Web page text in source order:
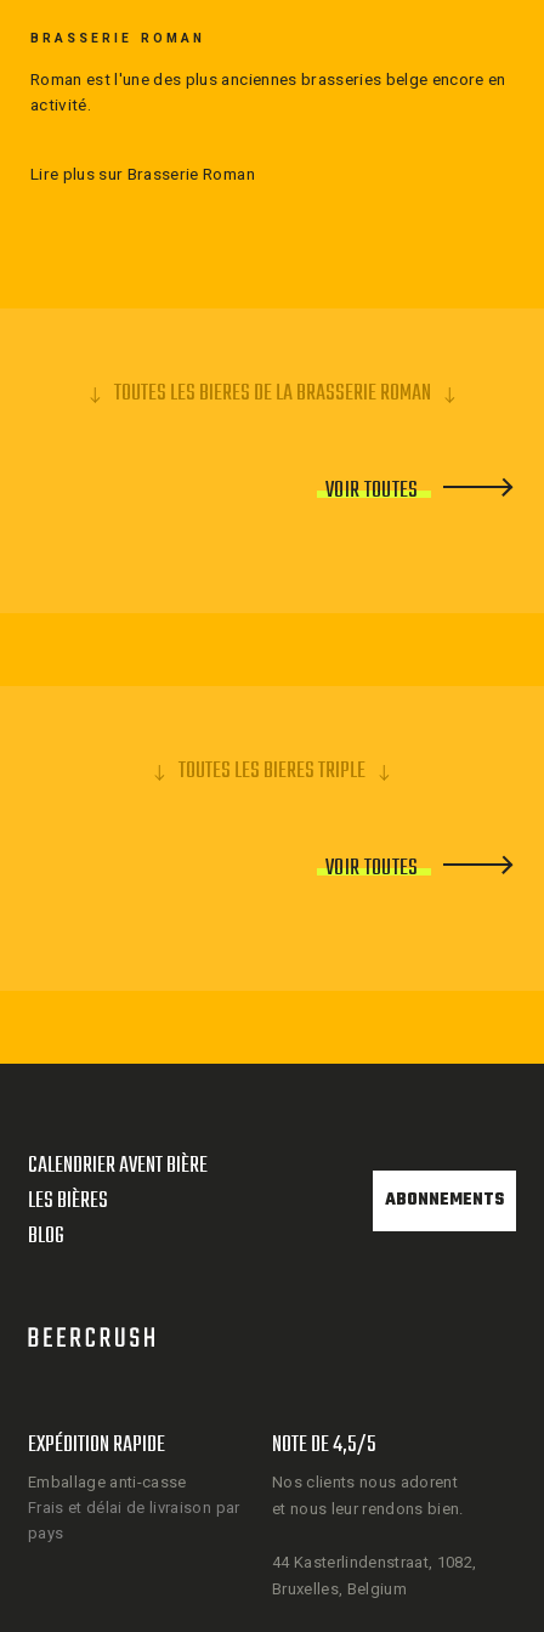
BRASSERIE ROMAN
Roman est l'une des plus anciennes brasseries belge encore en
activité.
Lire plus sur Brasserie Roman
TOUTES LES BIERES DE LA BRASSERIE ROMAN
VOIR TOUTES
TOUTES LES BIERES TRIPLE
VOIR TOUTES
CALENDRIER AVENT BIÈRE
LES BIÈRES
BLOG
ABONNEMENTS
EXPÉDITION RAPIDE
Emballage anti-casse
Frais et délai de livraison par
pays
NOTE DE 4,5/5
Nos clients nous adorent
et nous leur rendons bien.
44 Kasterlindenstraat, 1082,
Bruxelles, Belgium